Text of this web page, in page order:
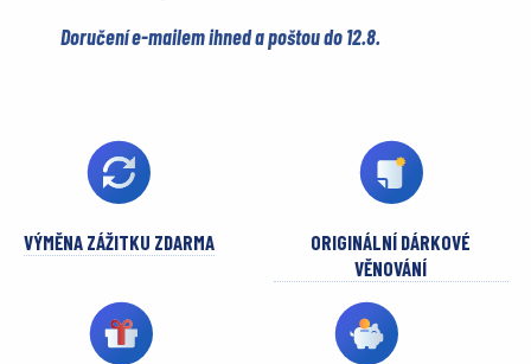
Doručení e-mailem ihned a poštou do 12.8.
VÝMĚNA ZÁŽITKU ZDARMA
ORIGINÁLNÍ DÁRKOVÉ
VĚNOVÁNÍ